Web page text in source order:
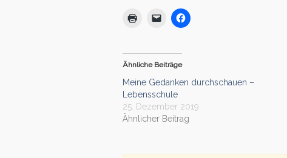
Ähnliche Beiträge
Meine Gedanken durchschauen –
Lebensschule
25. Dezember 2019
Ähnlicher Beitrag